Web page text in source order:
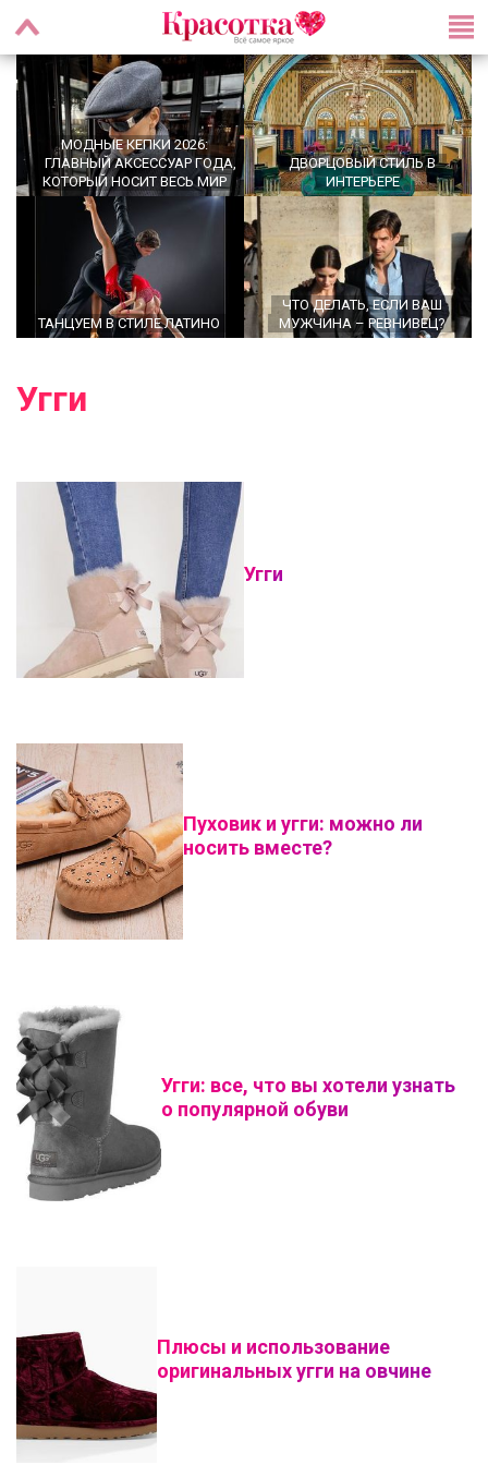
МОДНЫЕ КЕПКИ 2026:
ГЛАВНЫЙ АКСЕССУАР ГОДА,
КОТОРЫЙ НОСИТ ВЕСЬ МИР
ДВОРЦОВЫЙ СТИЛЬ В
ИНТЕРЬЕРЕ
ТАНЦУЕМ В СТИЛЕ ЛАТИНО
ЧТО ДЕЛАТЬ, ЕСЛИ ВАШ
МУЖЧИНА – РЕВНИВЕЦ?
Угги
Угги
Пуховик и угги: можно ли
носить вместе?
Угги: все, что вы хотели узнать
о популярной обуви
Плюсы и использование
оригинальных угги на овчине